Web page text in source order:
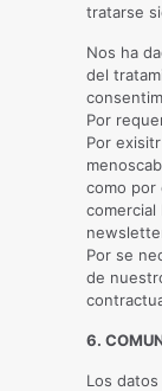
tratarse
Nos ha
del
Por
Por
como por
Por se
de
6.
Los